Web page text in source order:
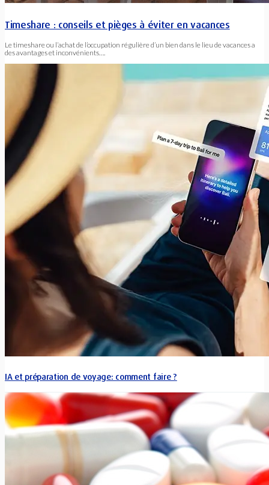
Timeshare : conseils et pièges à éviter en vacances
Le timeshare ou l’achat de l’occupation régulière d’un bien dans le lieu de vacances a
des avantages et inconvénients….
IA et préparation de voyage: comment faire ?